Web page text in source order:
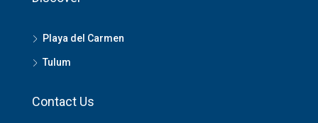
Playa del Carmen
Tulum
Contact Us